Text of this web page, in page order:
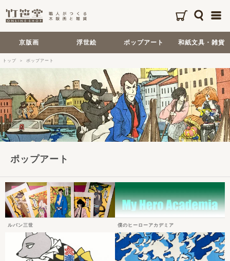
京版画 浮世絵 ポップアート 和紙文具・雑貨
トップ ポップアート
ポップアート
ルパン三世 僕のヒーローアカデミア